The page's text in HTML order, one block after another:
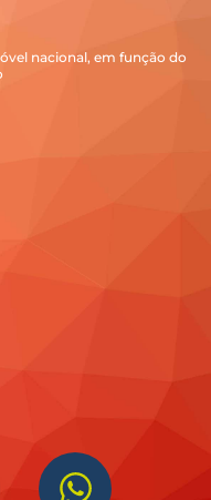
nacional, em função do